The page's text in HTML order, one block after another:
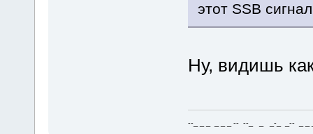
этот SSB
Ну, видишь
--_ _ _ _ _ _ -- --_ _ _-_ _-- _ _